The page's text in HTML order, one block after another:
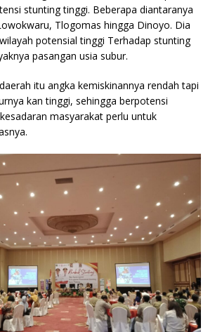
stunting tinggi. Beberapa diantaranya
Tlogomas hingga Dinoyo. Dia
potensial tinggi Terhadap stunting
pasangan usia subur.
itu angka kemiskinannya rendah tapi
kan tinggi, sehingga berpotensi
masyarakat perlu untuk